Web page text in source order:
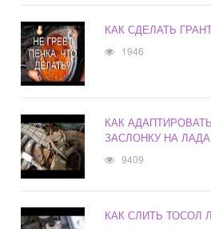
КАК СДЕЛАТЬ
1946
КАК
ЗАСЛОНКУ НА
9409
КАК СЛИТЬ ТОСОЛ